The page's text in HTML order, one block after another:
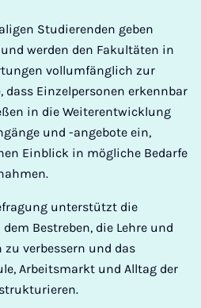
Studierenden geben
werden den Fakultäten in
vollumfänglich zur
dass Einzelpersonen erkennbar
in die Weiterentwicklung
und -angebote ein,
Einblick in mögliche Bedarfe
unterstützt die
Bestreben, die Lehre und
verbessern und das
Arbeitsmarkt und Alltag der